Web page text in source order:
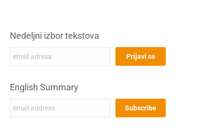
Nedeljni izbor tekstova
English Summary